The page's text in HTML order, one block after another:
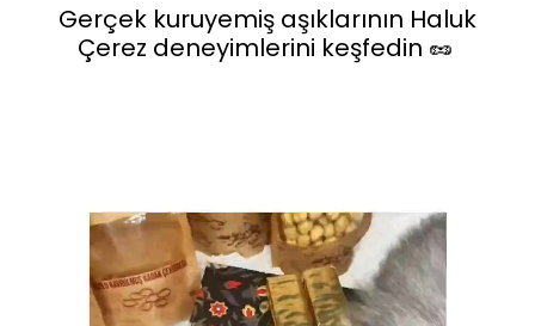
Gerçek kuruyemiş aşıklarının Haluk
Çerez deneyimlerini keşfedin 🥜